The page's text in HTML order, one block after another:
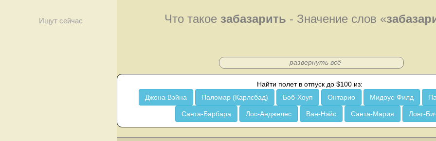
Ищут сейчас Что такое забазарить - Значение слов «
развернуть всё
Найти полет в отпуск до $100 из:
Джона Вэйна
Паломар (Карлсбад) Боб-Хоуп Онтарио Мидоус-Филд
Санта-Барбара Лос-Анджелес Ван-Нэйс Санта-Мария Лонг-